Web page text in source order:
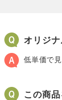
オリジ
低単価で
この商